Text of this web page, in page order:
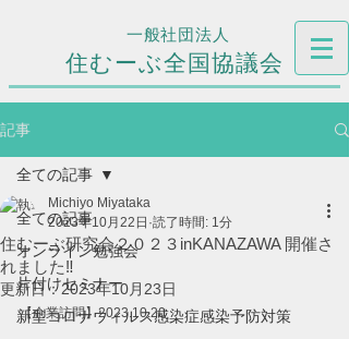
住むーぶ全国協議会
一般社団法人
記事
全ての記事
オンライン勉強会
片付けセミナー
新型コロナウィルス感染症感染予防対策
全ての記事
住むーぶ研究会２０２３inKANAZAWA 開催さ
れました‼
Michiyo Miyataka
2023年10月22日 読了時間: 1分
更新日：2023年10月23日
【企業訪問】2023.10.20